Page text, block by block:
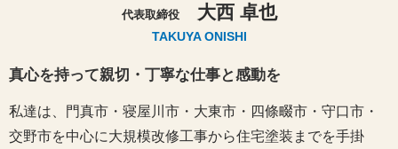
代表取締役 大西 卓也
TAKUYA ONISHI
真心を持って親切・丁寧な仕事と感動を
私達は、門真市・寝屋川市・大東市・四條畷市・守口市・
交野市を中心に大規模改修工事から住宅塗装までを手掛